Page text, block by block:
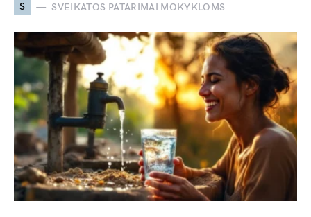
S SVEIKATOS PATARIMAI MOKYKLOMS